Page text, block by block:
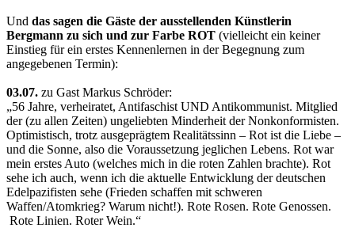
Und das sagen die Gäste der ausstellenden Künstlerin
Bergmann zu sich und zur Farbe ROT (vielleicht ein keiner
Einstieg für ein erstes Kennenlernen in der Begegnung zum
angegebenen Termin):
03.07. zu Gast Markus Schröder:
„56 Jahre, verheiratet, Antifaschist UND Antikommunist. Mitglied
der (zu allen Zeiten) ungeliebten Minderheit der Nonkonformisten.
Optimistisch, trotz ausgeprägtem Realitätssinn – Rot ist die Liebe –
und die Sonne, also die Voraussetzung jeglichen Lebens. Rot war
mein erstes Auto (welches mich in die roten Zahlen brachte). Rot
sehe ich auch, wenn ich die aktuelle Entwicklung der deutschen
Edelpazifisten sehe (Frieden schaffen mit schweren
Waffen/Atomkrieg? Warum nicht!). Rote Rosen. Rote Genossen.
Rote Linien. Roter Wein.“